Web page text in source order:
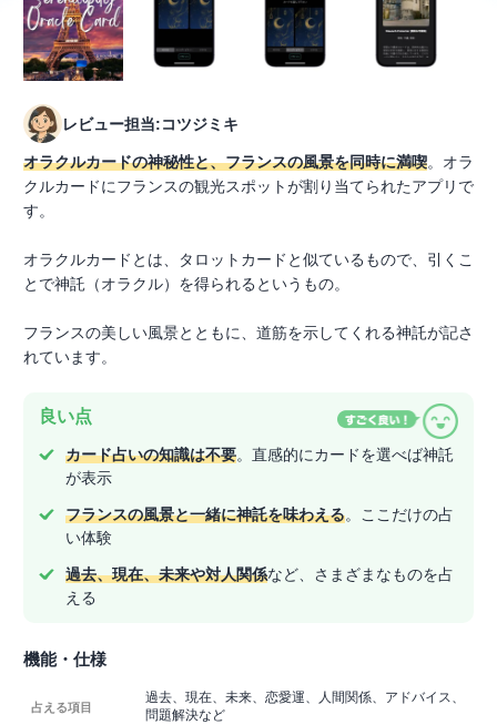
レビュー担当:コツジミキ
オラクルカードの神秘性と、フランスの風景を同時に満喫。オラ
クルカードにフランスの観光スポットが割り当てられたアプリで
す。
オラクルカードとは、タロットカードと似ているもので、引くこ
とで神託（オラクル）を得られるというもの。
フランスの美しい風景とともに、道筋を示してくれる神託が記さ
れています。
良い点
カード占いの知識は不要。直感的にカードを選べば神託
が表示
フランスの風景と一緒に神託を味わえる。ここだけの占
い体験
過去、現在、未来や対人関係など、さまざまなものを占
える
機能・仕様
占える項目
過去、現在、未来、恋愛運、人間関係、アドバイス、
問題解決など